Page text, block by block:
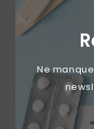
Ne
Electrodes